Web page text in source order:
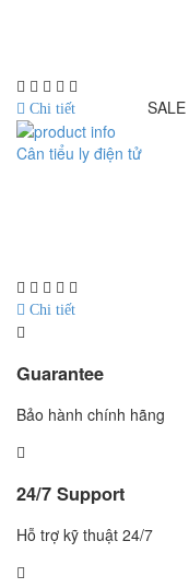
Chi tiết SALE
Cân tiểu ly điện tử
Chi tiết
Guarantee
Bảo hành chính hãng
24/7 Support
Hỗ trợ kỹ thuật 24/7